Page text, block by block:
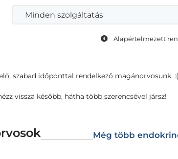
Minden szolgáltatás
szabad időponttal rendelkező magánorvosunk. :(
vissza később, hátha több szerencsével jársz!
Még több